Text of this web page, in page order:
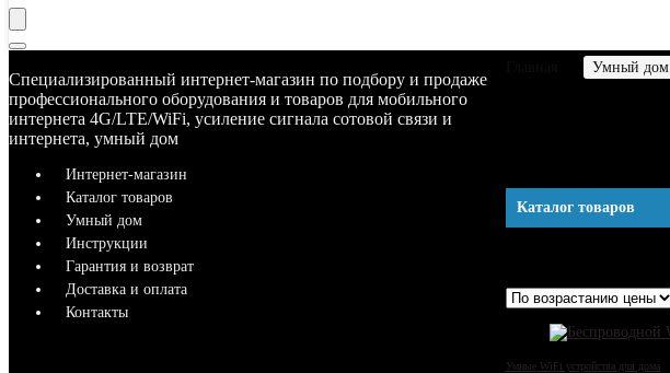
Умный дом
Каталог товаров
Умные WiFi устройства для дома
Специализированный интернет-магазин по подбору и продаже
профессионального оборудования и товаров для мобильного
интернета 4G/LTE/WiFi, усиление сигнала сотовой связи и
интернета, умный дом
Интернет-магазин
Каталог товаров
Умный дом
Инструкции
Гарантия и возврат
Доставка и оплата
Контакты